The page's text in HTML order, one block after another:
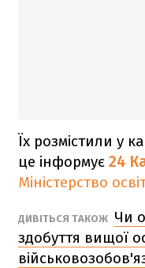
Їх розмістили у
це інформує 24
Міністерство
ДИВІТЬСЯ ТАКОЖ Чи
здобуття вищої